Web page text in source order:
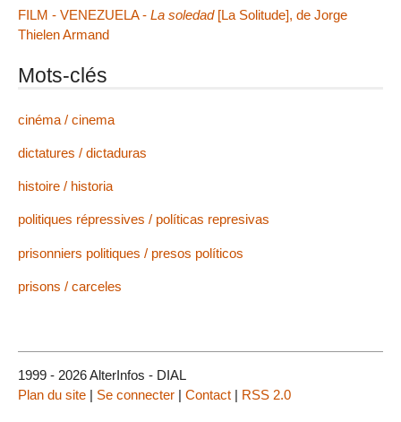
FILM - VENEZUELA - La soledad[La Solitude], de Jorge
Thielen Armand
Mots-clés
cinéma / cinema
dictatures / dictaduras
histoire / historia
politiques répressives / políticas represivas
prisonniers politiques / presos políticos
prisons / carceles
1999 - 2026 AlterInfos - DIAL
Plan du site | Se connecter | Contact | RSS 2.0